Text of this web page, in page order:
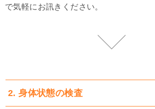
で気軽にお訊きください。
2. 身体状態の検査